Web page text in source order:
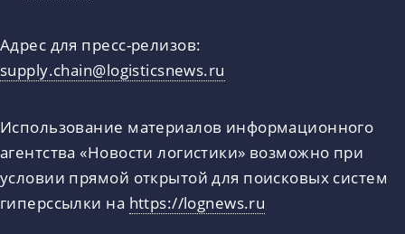
Адрес для пресс-релизов:
supply.chain@logisticsnews.ru
Использование материалов информационного
агентства «Новости логистики» возможно при
условии прямой открытой для поисковых систем
гиперссылки на https://lognews.ru